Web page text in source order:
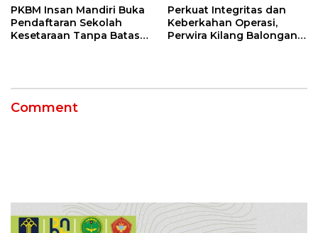
PKBM Insan Mandiri Buka
Pendaftaran Sekolah
Kesetaraan Tanpa Batas
Perkuat Integritas dan
Keberkahan Operasi,
Perwira Kilang Balongan
Comment